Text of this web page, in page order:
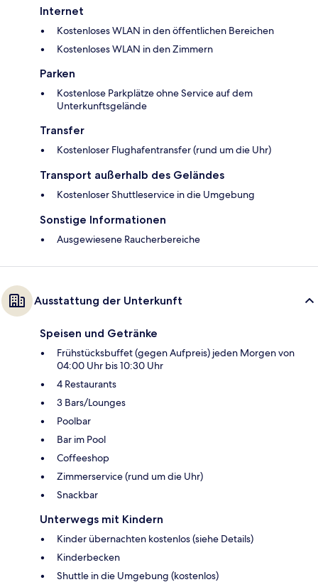
Internet
Kostenloses WLAN in den öffentlichen Bereichen
Kostenloses WLAN in den Zimmern
Parken
Kostenlose Parkplätze ohne Service auf dem
Unterkunftsgelände
Transfer
Kostenloser Flughafentransfer (rund um die Uhr)
Transport außerhalb des Geländes
Kostenloser Shuttleservice in die Umgebung
Sonstige Informationen
Ausgewiesene Raucherbereiche
Ausstattung der Unterkunft
Speisen und Getränke
Frühstücksbuffet (gegen Aufpreis) jeden Morgen von
04:00 Uhr bis 10:30 Uhr
4 Restaurants
3 Bars/Lounges
Poolbar
Bar im Pool
Coffeeshop
Zimmerservice (rund um die Uhr)
Snackbar
Unterwegs mit Kindern
Kinder übernachten kostenlos (siehe Details)
Kinderbecken
Shuttle in die Umgebung (kostenlos)